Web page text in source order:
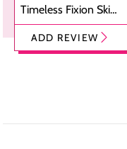
Timeless Fixion Skin
Tint Stick,
Foundation dan
ADD REVIEW